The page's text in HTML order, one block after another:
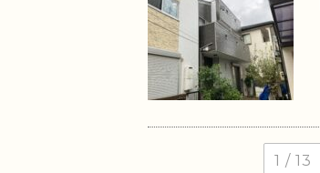
1 / 13